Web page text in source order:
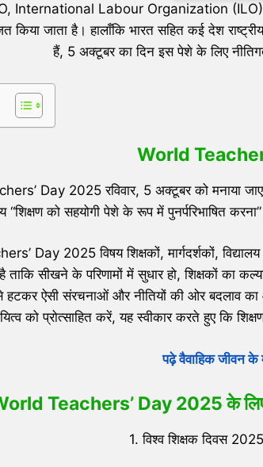
International Labour Organization
किया जाता है। हालाँकि भारत सहित कई देश
हैं, 5 अक्टूबर का दिन इस पेशे के लिए
World
Day 2025 रविवार, 5 अक्टूबर को मनाया
“शिक्षण को सहयोगी पेशे के रूप में पुनर्परिभाषित
Day 2025 विषय शिक्षकों, मार्गदर्शकों, विद्यालय
ताकि सीखने के परिणामों में सुधार हो, शिक्षकों का
हटकर ऐसी संरचनाओं और नीतियों की ओर बदलाव
को प्रोत्साहित करें, यह स्वीकार करते हुए कि
पढ़े वैवाहिक जीवन
Teachers’ Day 2025 के
1. विश्व शिक्षक दिवस